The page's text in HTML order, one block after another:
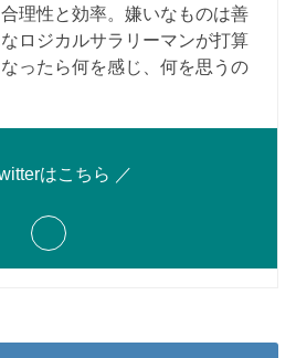
理性と効率。嫌いなものは善
ロジカルサラリーマンが打算
ったら何を感じ、何を思うの
はこちら ／